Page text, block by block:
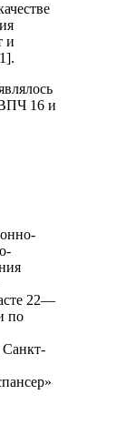
и
16 и
22—
по
Санкт-